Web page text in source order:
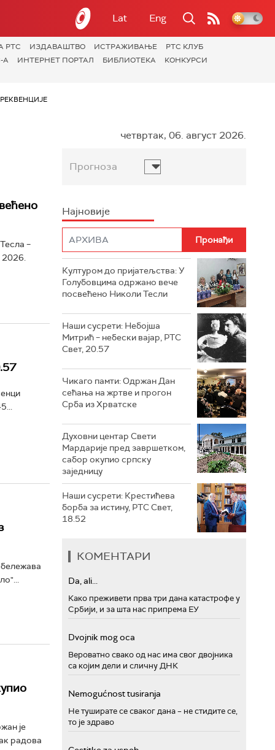
Lat Eng
РТС ИЗДАВАШТВО ИСТРАЖИВАЊЕ
РТС КЛУБ
А ИНТЕРНЕТ ПОРТАЛ БИБЛИОТЕКА
КОНКУРСИ
–
је
радова
четвртак, 06. август 2026.
Прогноза
Најновије
Културом до пријатељства: У
Голубовцима одржано вече
посвећено Николи Тесли
Наши сусрети: Небојша
Митрић – небески вајар, РТС
Свет, 20.57
Чикаго памти: Одржан Дан
сећања на жртве и прогон
Срба из Хрватске
Духовни центар Свети
Мардарије пред завршетком,
сабор окупио српску
заједницу
Наши сусрети: Крестићева
борба за истину, РТС Свет,
18.52
КОМЕНТАРИ
Da, ali...
Како преживети прва три дана катастрофе у
Србији, и за шта нас припрема ЕУ
Dvojnik mog oca
Вероватно свако од нас има свог двојника
са којим дели и сличну ДНК
Nemogućnost tusiranja
Не туширате се сваког дана – не стидите се,
то је здраво